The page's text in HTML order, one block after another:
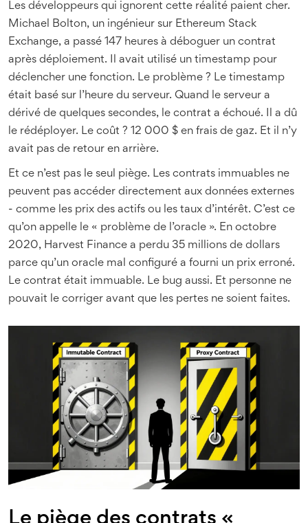
Les développeurs qui ignorent cette réalité paient cher.
Michael Bolton, un ingénieur sur Ethereum Stack
Exchange, a passé 147 heures à déboguer un contrat
après déploiement. Il avait utilisé un timestamp pour
déclencher une fonction. Le problème ? Le timestamp
était basé sur l’heure du serveur. Quand le serveur a
dérivé de quelques secondes, le contrat a échoué. Il a dû
le rédéployer. Le coût ? 12 000 $ en frais de gaz. Et il n’y
avait pas de retour en arrière.
Et ce n’est pas le seul piège. Les contrats immuables ne
peuvent pas accéder directement aux données externes
- comme les prix des actifs ou les taux d’intérêt. C’est ce
qu’on appelle le « problème de l’oracle ». En octobre
2020, Harvest Finance a perdu 35 millions de dollars
parce qu’un oracle mal configuré a fourni un prix erroné.
Le contrat était immuable. Le bug aussi. Et personne ne
pouvait le corriger avant que les pertes ne soient faites.